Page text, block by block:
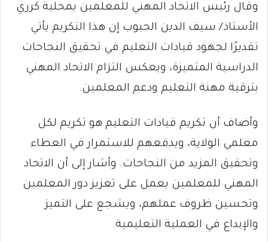
وقال رئيس الاتحاد المهني للمعلمين بمحلية كرري
الأستاذ/ سيف الدين الحبوب إن هذا التكريم يأتي
تقديرًا لجهود قيادات التعليم في تحقيق النجاحات
الدراسية المتميزة، ويعكس التزام الاتحاد المهني
بترقية مهنة التعليم ودعم المعلمين.
وأضاف أن تكريم قيادات التعليم هو تكريم لكل
معلمي الولاية، ويدفعهم للاستمرار في العطاء
وتحقيق المزيد من النجاحات. وأشار إلى أن الاتحاد
المهني للمعلمين يعمل على تعزيز دور المعلمين
وتحسين ظروف عملهم، ويشجع على التميز
والإبداع في العملية التعليمية.